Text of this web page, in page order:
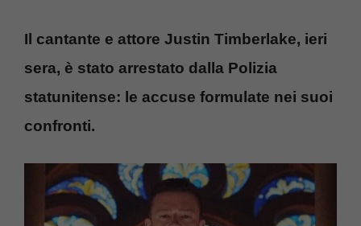
Il cantante e attore Justin Timberlake, ieri
sera, è stato arrestato dalla Polizia
statunitense: le accuse formulate nei suoi
confronti.